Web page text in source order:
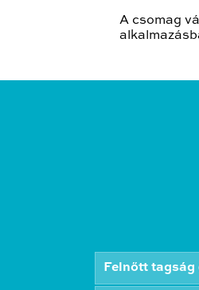
A csomag
Felnőtt tagság